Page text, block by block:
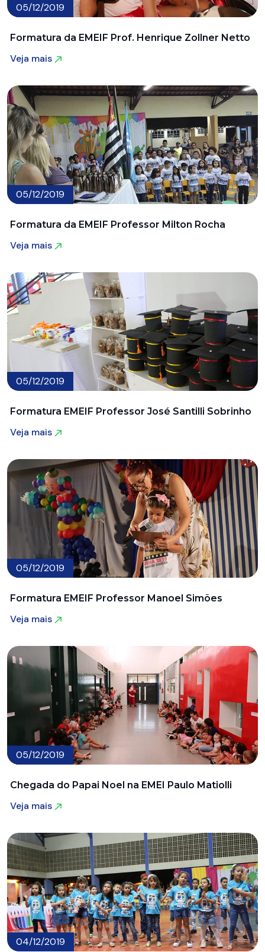
05/12/2019
Formatura da EMEIF Prof. Henrique Zollner Netto
Veja mais
05/12/2019
Formatura da EMEIF Professor Milton Rocha
Veja mais
05/12/2019
Formatura EMEIF Professor José Santilli Sobrinho
Veja mais
05/12/2019
Formatura EMEIF Professor Manoel Simões
Veja mais
05/12/2019
Chegada do Papai Noel na EMEI Paulo Matiolli
Veja mais
04/12/2019